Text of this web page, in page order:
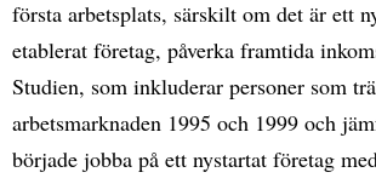
första arbetsplats, särskilt om det är ett
etablerat företag, påverka framtida
Studien, som inkluderar personer som
arbetsmarknaden 1995 och 1999 och
började jobba på ett nystartat företag